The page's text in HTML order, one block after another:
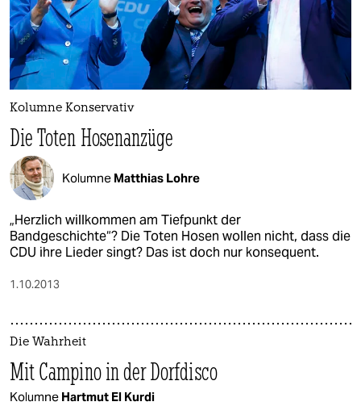
Kolumne Konservativ
Die Toten Hosenanzüge
Kolumne Matthias Lohre
„Herzlich willkommen am Tiefpunkt der
Bandgeschichte“? Die Toten Hosen wollen nicht, dass die
CDU ihre Lieder singt? Das ist doch nur konsequent.
1.10.2013
Die Wahrheit
Mit Campino in der Dorfdisco
Kolumne Hartmut El Kurdi